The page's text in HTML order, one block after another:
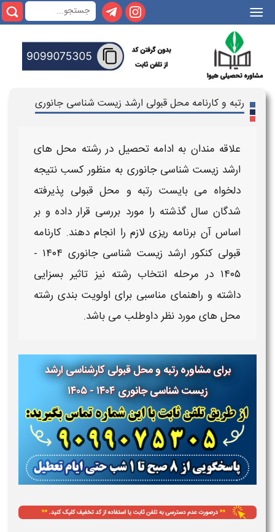
|||
رتبه و کارنامه محل قبولی ارشد زیست شناسی جانوری
علاقه مندان به ادامه تحصیل در رشته محل های
ارشد زیست شناسی جانوری به منظور کسب نتیجه
دلخواه می بایست رتبه و محل قبولی پذیرفته
شدگان سال گذشته را مورد بررسی قرار داده و بر
اساس آن برنامه ریزی لازم را انجام دهند. کارنامه
قبولی کنکور ارشد زیست شناسی جانوری ۱۴۰۴ -
۱۴۰۵ در مرحله انتخاب رشته نیز تاثیر بسزایی
داشته و راهنمای مناسبی برای اولویت بندی رشته
محل های مورد نظر داوطلب می باشد.
برای مشاوره رتبه و محل قبولی کارشناسی ارشد
زیست شناسی جانوری ۱۴۰۴ - ۱۴۰۵